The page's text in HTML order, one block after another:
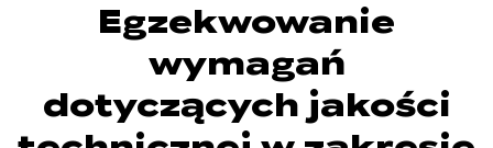
Egzekwowanie
wymagań
dotyczących jakości